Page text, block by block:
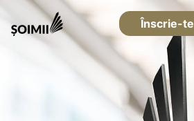
Înscrie-te